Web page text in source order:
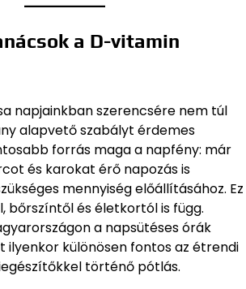
a D-vitamin
napjainkban szerencsére nem túl
alapvető szabályt érdemes
forrás maga a napfény: már
és karokat érő napozás is
mennyiség előállításához. Ez
bőrszíntől és életkortól is függ.
a napsütéses órák
ilyenkor különösen fontos az étrendi
történő pótlás.